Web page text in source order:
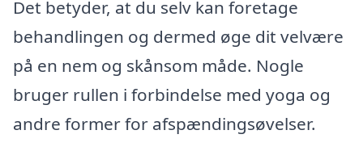
Det betyder, at du selv kan foretage
behandlingen og dermed øge dit velvære
på en nem og skånsom måde. Nogle
bruger rullen i forbindelse med yoga og
andre former for afspændingsøvelser.